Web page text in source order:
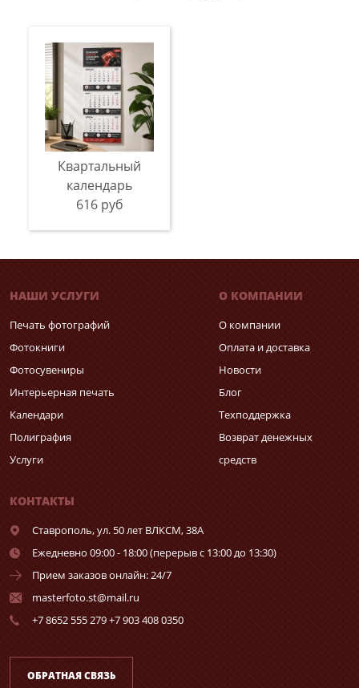
Квартальный
календарь
616 руб
НАШИ УСЛУГИ
Печать фотографий
Фотокниги
Фотосувениры
Интерьерная печать
Календари
Полиграфия
Услуги
О КОМПАНИИ
О компании
Оплата и доставка
Новости
Блог
Техподдержка
Возврат денежных
средств
КОНТАКТЫ
Ставрополь,ул. 50 лет ВЛКСМ, 38А
Ежедневно 09:00 - 18:00 (перерыв с 13:00 до 13:30)
Прием заказов онлайн: 24/7
masterfoto.st@mail.ru
+7 8652 555 279 +7 903 408 0350
ОБРАТНАЯ СВЯЗЬ